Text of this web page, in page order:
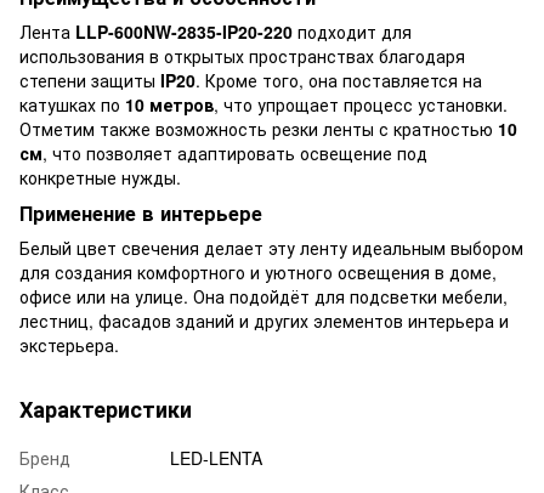
Лента LLP-600NW-2835-IP20-220 подходит для
использования в открытых пространствах благодаря
степени защиты IP20. Кроме того, она поставляется на
катушках по 10 метров, что упрощает процесс установки.
Отметим также возможность резки ленты с кратностью 10
см, что позволяет адаптировать освещение под
конкретные нужды.
Применение в интерьере
Белый цвет свечения делает эту ленту идеальным выбором
для создания комфортного и уютного освещения в доме,
офисе или на улице. Она подойдёт для подсветки мебели,
лестниц, фасадов зданий и других элементов интерьера и
экстерьера.
Характеристики
Бренд
LED-LENTA